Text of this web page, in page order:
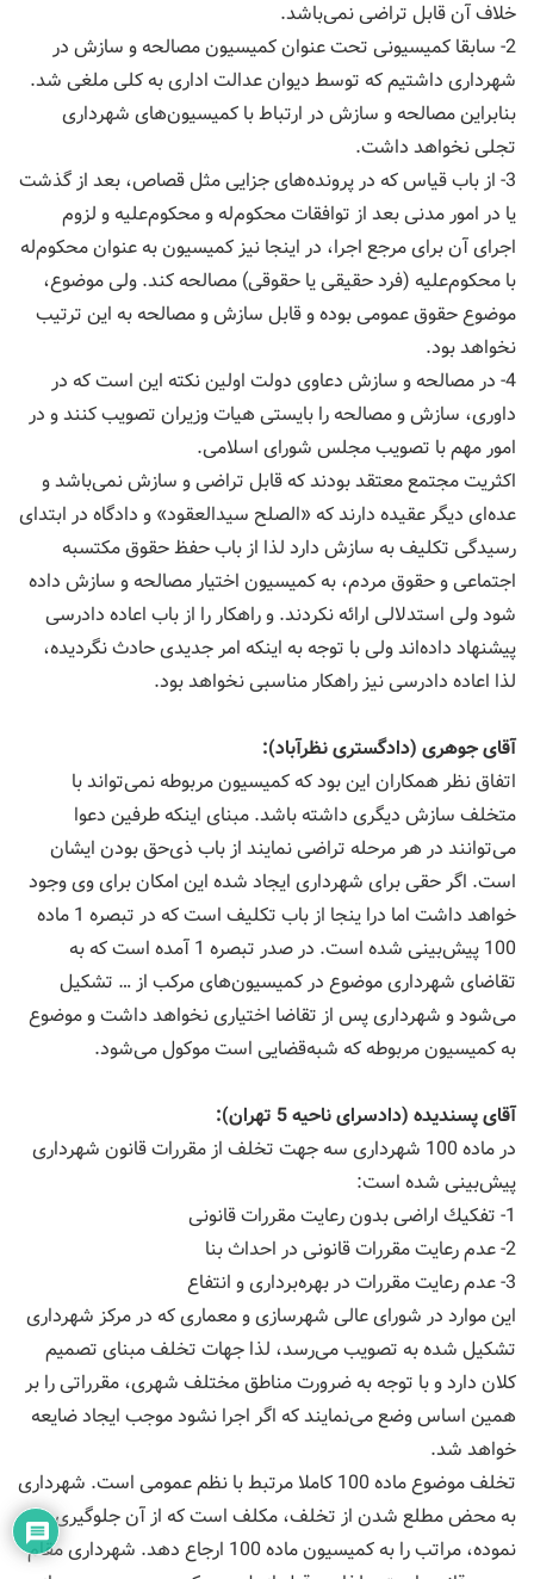
خلاف آن قابل تراضی نمی‌باشد.
2- سابقا كمیسیونی تحت عنوان كمیسیون مصالحه و سازش در
شهرداری داشتیم كه توسط دیوان عدالت اداری به كلی ملغی شد.
بنابراین مصالحه و سازش در ارتباط با كمیسیون‌های شهرداری
تجلی نخواهد داشت.
3- از باب قیاس كه در پرونده‌های جزایی مثل قصاص، بعد از گذشت
یا در امور مدنی بعد از توافقات محكوم‌له و محكوم‌علیه و لزوم
اجرای آن برای مرجع اجرا، در اینجا نیز كمیسیون به عنوان محكوم‌له
با محكوم‌علیه (فرد حقیقی یا حقوقی) مصالحه كند. ولی موضوع،
موضوع حقوق عمومی بوده و قابل سازش و مصالحه به این ترتیب
نخواهد بود.
4- در مصالحه و سازش دعاوی دولت اولین نكته این است كه در
داوری، سازش و مصالحه را بایستی هیات وزیران تصویب كنند و در
امور مهم با تصویب مجلس شورای اسلامی.
اكثریت مجتمع معتقد بودند كه قابل تراضی و سازش نمی‌باشد و
عده‌ای دیگر عقیده دارند كه «الصلح سیدالعقود» و دادگاه در ابتدای
رسیدگی تكلیف به سازش دارد لذا از باب حفظ حقوق مكتسبه
اجتماعی و حقوق مردم، به كمیسیون اختیار مصالحه و سازش داده
شود ولی استدلالی ارائه نكردند. و راهكار را از باب اعاده دادرسی
پیشنهاد داده‌اند ولی با توجه به اینكه امر جدیدی حادث نگردیده،
لذا اعاده دادرسی نیز راهكار مناسبی نخواهد بود.
آقای جوهری (دادگستری نظرآباد):
اتفاق نظر همكاران این بود كه كمیسیون مربوطه نمی‌تواند با
متخلف سازش دیگری داشته باشد. مبنای اینكه طرفین دعوا
می‌توانند در هر مرحله تراضی نمایند از باب ذی‌حق بودن ایشان
است. اگر حقی برای شهرداری ایجاد شده این امكان برای وی وجود
خواهد داشت اما درا ینجا از باب تكلیف است كه در تبصره 1 ماده
100 پیش‌بینی شده است. در صدر تبصره 1 آمده است كه به
تقاضای شهرداری موضوع در كمیسیون‌های مركب از … تشكیل
می‌شود و شهرداری پس از تقاضا اختیاری نخواهد داشت و موضوع
به كمیسیون مربوطه كه شبه‌قضایی است موكول می‌شود.
آقای پسندیده (دادسرای ناحیه 5 تهران):
در ماده 100 شهرداری سه جهت تخلف از مقررات قانون شهرداری
پیش‌بینی شده است:
1- تفكیك اراضی بدون رعایت مقررات قانونی
2- عدم رعایت مقررات قانونی در احداث بنا
3- عدم رعایت مقررات در بهره‌برداری و انتفاع
این موارد در شورای عالی شهرسازی و معماری كه در مركز شهرداری
تشكیل شده به تصویب می‌رسد، لذا جهات تخلف مبنای تصمیم
كلان دارد و با توجه به ضرورت مناطق مختلف شهری، مقرراتی را بر
همین اساس وضع می‌نمایند كه اگر اجرا نشود موجب ایجاد ضایعه
خواهد شد.
تخلف موضوع ماده 100 كاملا مرتبط با نظم عمومی است. شهرداری
به محض مطلع شدن از تخلف، مكلف است كه از آن جلوگیری
نموده، مراتب را به كمیسیون ماده 100 ارجاع دهد. شهرداری مقام